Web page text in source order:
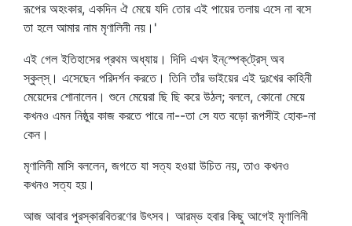
রূপের অহংকার, একদিন ঐ মেয়ে যদি তোর এই পায়ের তলায় এসে না বসে
তা হলে আমার নাম মৃণালিনী নয়।'
এই গেল ইতিহাসের প্রথম অধ্যায়। দিদি এখন ইন্‌স্পেক্‌ট্রেস্‌ অব
স্কুল্‌স্‌। এসেছেন পরিদর্শন করতে। তিনি তাঁর ভাইয়ের এই দুঃখের কাহিনী
মেয়েদের শোনালেন। শুনে মেয়েরা ছি ছি করে উঠল; বললে, কোনো মেয়ে
কখনও এমন নিষ্ঠুর কাজ করতে পারে না--তা সে যত বড়ো রূপসীই হোক-না
কেন।
মৃণালিনী মাসি বললেন, জগতে যা সত্য হওয়া উচিত নয়, তাও কখনও
কখনও সত্য হয়।
আজ আবার পুরস্কারবিতরণের উৎসব। আরম্ভ হবার কিছু আগেই মৃণালিনী